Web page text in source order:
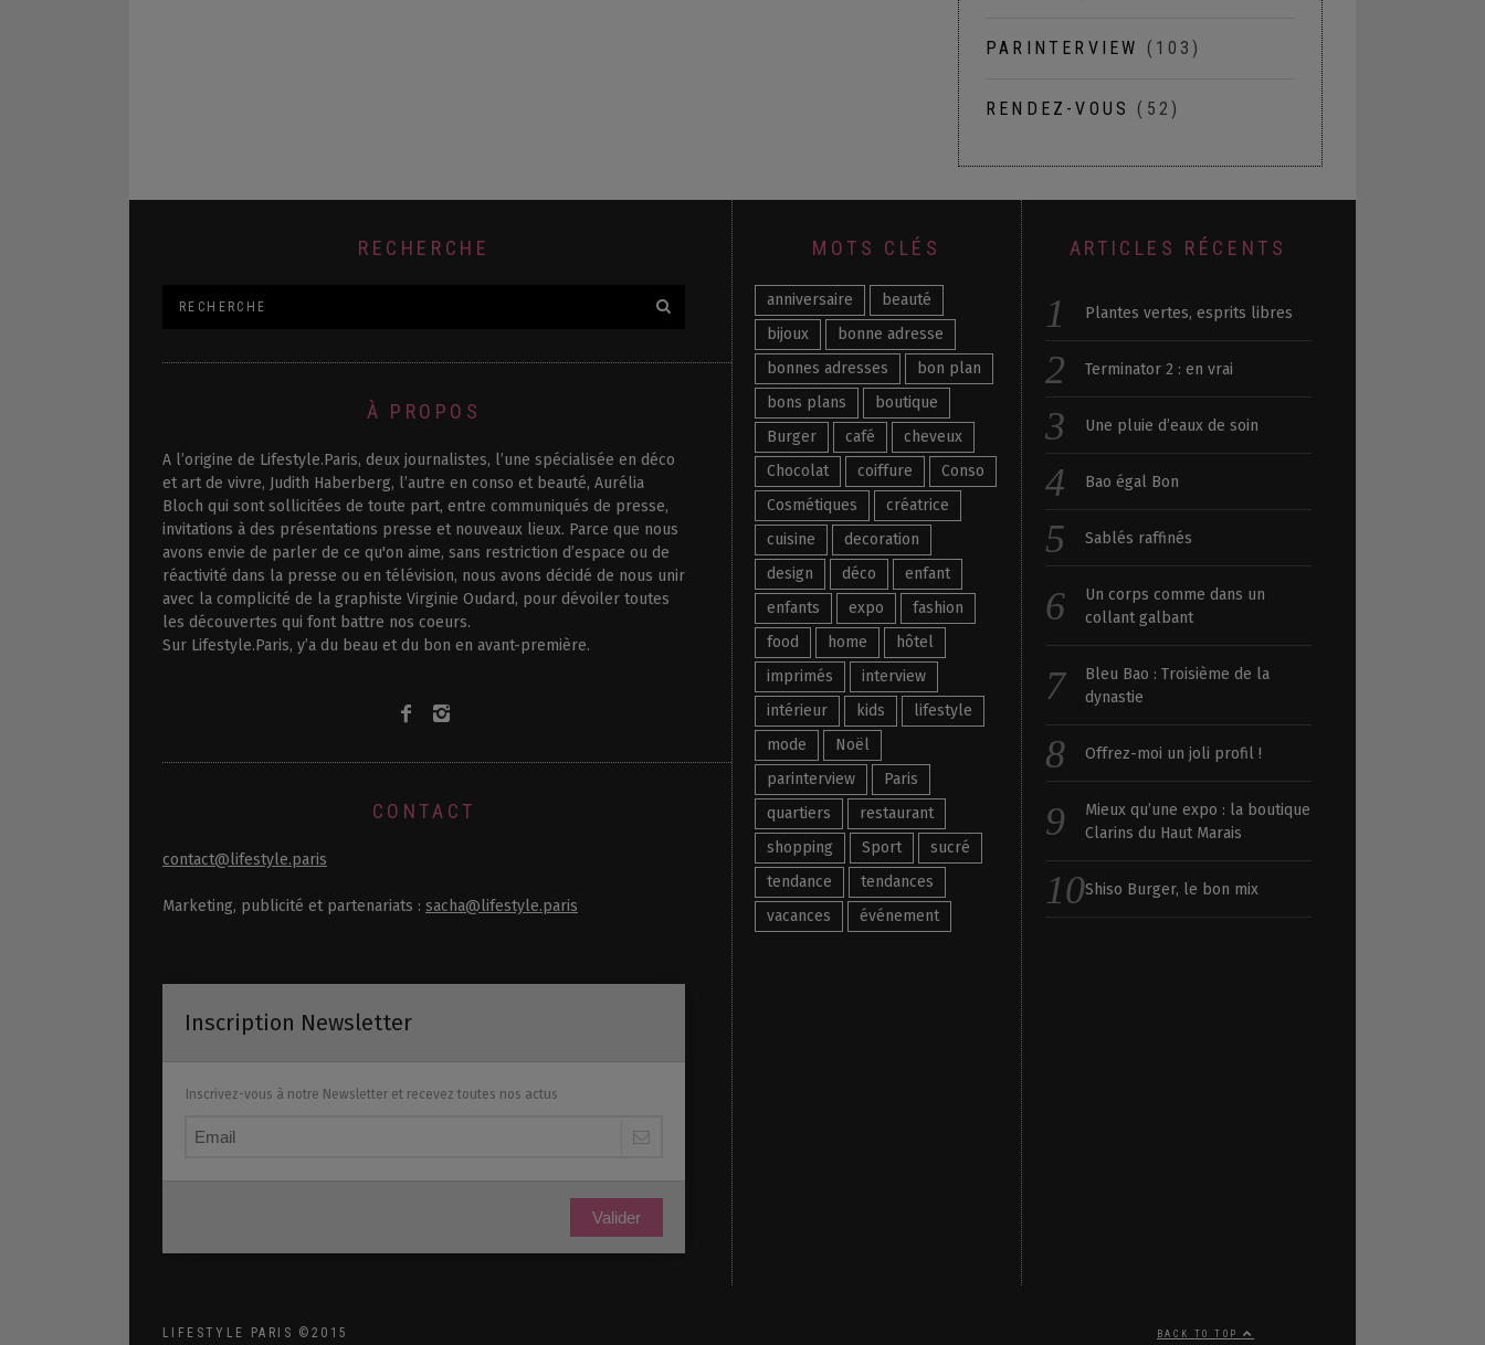
PARINTERVIEW (103)
RENDEZ-VOUS (52)
RECHERCHE
À PROPOS
A l’origine de Lifestyle.Paris, deux journalistes, l’une spécialisée en déco
et art de vivre, Judith Haberberg, l’autre en conso et beauté, Aurélia
Bloch qui sont sollicitées de toute part, entre communiqués de presse,
invitations à des présentations presse et nouveaux lieux. Parce que nous
avons envie de parler de ce qu'on aime, sans restriction d’espace ou de
réactivité dans la presse ou en télévision, nous avons décidé de nous unir
avec la complicité de la graphiste Virginie Oudard, pour dévoiler toutes
les découvertes qui font battre nos coeurs.
Sur Lifestyle.Paris, y’a du beau et du bon en avant-première.
CONTACT
contact@lifestyle.paris
Marketing, publicité et partenariats : sacha@lifestyle.paris
Inscription Newsletter
Inscrivez-vous à notre Newsletter et recevez toutes nos actus
Valider
MOTS CLÉS
anniversaire
beauté
bijoux
bonne adresse
bonnes adresses
bon plan
bons plans
boutique
Burger
café
cheveux
Chocolat
coiffure
Conso
Cosmétiques
créatrice
cuisine
decoration
design
déco
enfant
enfants
expo
fashion
food
home
hôtel
imprimés
interview
intérieur
kids
lifestyle
mode
Noël
parinterview
Paris
quartiers
restaurant
shopping
Sport
sucré
tendance
tendances
vacances
événement
ARTICLES RÉCENTS
Plantes vertes, esprits libres
Terminator 2 : en vrai
Une pluie d’eaux de soin
Bao égal Bon
Sablés raffinés
Un corps comme dans un
collant galbant
Bleu Bao : Troisième de la
dynastie
Offrez-moi un joli profil !
Mieux qu’une expo : la boutique
Clarins du Haut Marais
Shiso Burger, le bon mix
LIFESTYLE PARIS ©2015 BACK TO TOP